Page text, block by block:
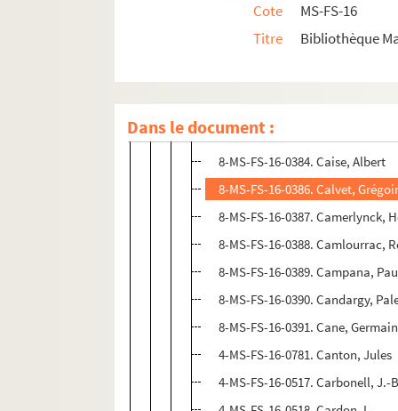
Cote
MS-FS-16
Titre
Bibliothèque
Dans le document :
Lettres à Céline Renooz
C
4-MS-FS-16-0516. Caillet, Albert
8-MS-FS-16-0384. Caise, Albert
8-MS-FS-16-0386. Calvet,
8-MS-FS-16-0387. Camerlynck,
8-MS-FS-16-0388. Camlourrac,
8-MS-FS-16-0389. Campana,
8-MS-FS-16-0390. Candargy,
8-MS-FS-16-0391. Cane, Germain
4-MS-FS-16-0781. Canton, Jules
4-MS-FS-16-0517. Carbonell, J.-